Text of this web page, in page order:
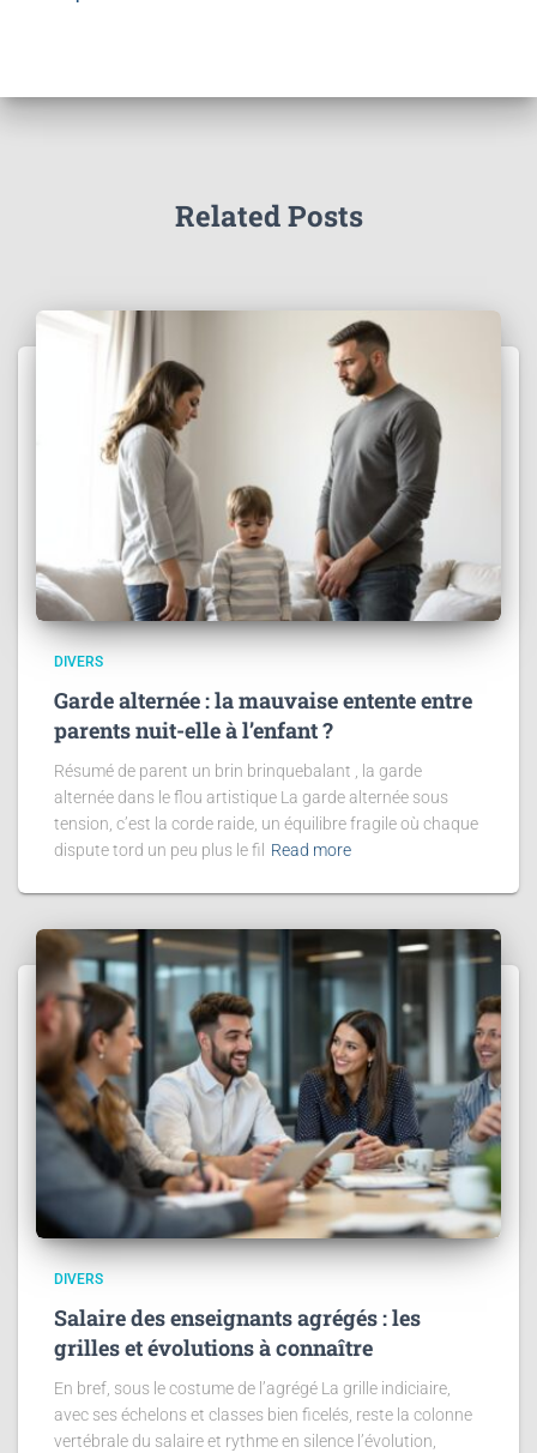
Related Posts
DIVERS
Garde alternée : la mauvaise entente entre
parents nuit-elle à l’enfant ?
Résumé de parent un brin brinquebalant , la garde
alternée dans le flou artistique La garde alternée sous
tension, c’est la corde raide, un équilibre fragile où chaque
dispute tord un peu plus le fil
Read more
DIVERS
Salaire des enseignants agrégés : les
grilles et évolutions à connaître
En bref, sous le costume de l’agrégé La grille indiciaire,
avec ses échelons et classes bien ficelés, reste la colonne
vertébrale du salaire et rythme en silence l’évolution,